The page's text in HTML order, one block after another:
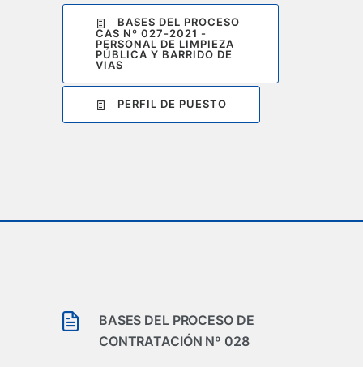
BASES DEL PROCESO
CAS Nº 027-2021 -
PERSONAL DE LIMPIEZA
PÚBLICA Y BARRIDO DE
VIAS
PERFIL DE PUESTO
BASES DEL PROCESO DE
CONTRATACIÓN Nº 028